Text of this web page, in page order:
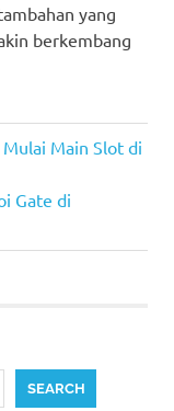
yang
berkembang
Main Slot di
Gate di
SEARCH